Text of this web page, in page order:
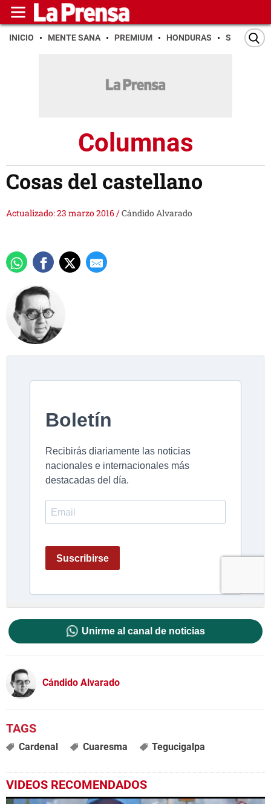
INICIO MENTE SANA PREMIUM HONDURAS SAN PEDRO
Columnas
Cosas del castellano
Actualizado: 23 marzo 2016/Cándido Alvarado
Unirme al canal de noticias
Cándido Alvarado
Cardenal Cuaresma Tegucigalpa
VIDEOS RECOMENDADOS